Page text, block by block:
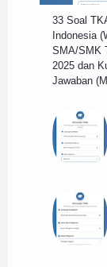
33 Soal
Indonesia
SMA/SMK
2025 dan
Jawaban